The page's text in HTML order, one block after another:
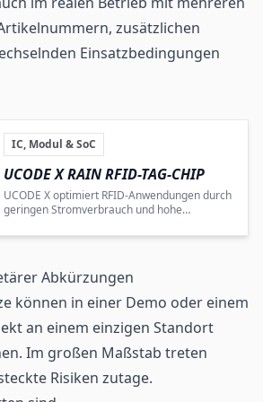
zusätzlichen
Einsatzbedingungen
IC, Modul & SoC
UCODE X RAIN RFID-TAG-CHIP
UCODE X optimiert RFID-Anwendungen durch
geringen Stromverbrauch und hohe
Abkürzungen
können in einer Demo oder einem
an einem einzigen Standort
Im großen Maßstab treten
Risiken zutage.